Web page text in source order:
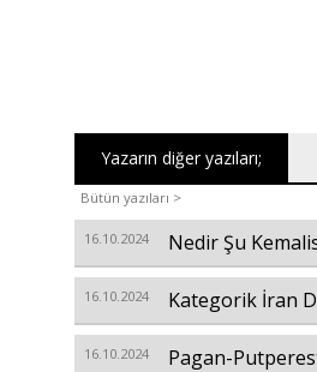
Yazarın diğer yazıları;
Bütün yazıları >
16.10.2024 Nedir Şu
16.10.2024 Kategorik İran
16.10.2024 Pagan-